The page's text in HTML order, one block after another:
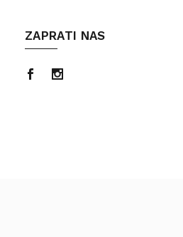
ZAPRATI NAS